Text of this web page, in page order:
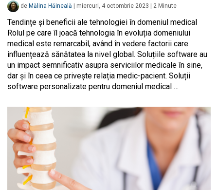
de Mălina Hăineală miercuri, 4 octombrie 2023 2 Minute
Tendințe și beneficii ale tehnologiei în domeniul medical
Rolul pe care îl joacă tehnologia în evoluția domeniului
medical este remarcabil, având în vedere factorii care
influențează sănătatea la nivel global. Soluțiile software au
un impact semnificativ asupra serviciilor medicale în sine,
dar și în ceea ce privește relația medic-pacient. Soluții
software personalizate pentru domeniul medical …